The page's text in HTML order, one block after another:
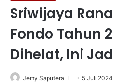
Sriwijaya
Fondo Tahun
Dihelat, Ini
Jemy Saputera
Send 5 Juli 2024